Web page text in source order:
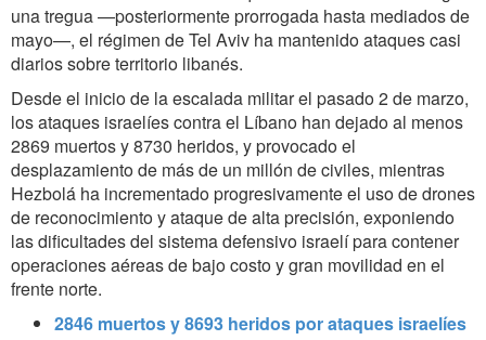
una tregua —posteriormente prorrogada hasta mediados de
mayo—, el régimen de Tel Aviv ha mantenido ataques casi
diarios sobre territorio libanés.
Desde el inicio de la escalada militar el pasado 2 de marzo,
los ataques israelíes contra el Líbano han dejado al menos
2869 muertos y 8730 heridos, y provocado el
desplazamiento de más de un millón de civiles, mientras
Hezbolá ha incrementado progresivamente el uso de drones
de reconocimiento y ataque de alta precisión, exponiendo
las dificultades del sistema defensivo israelí para contener
operaciones aéreas de bajo costo y gran movilidad en el
frente norte.
2846 muertos y 8693 heridos por ataques israelíes